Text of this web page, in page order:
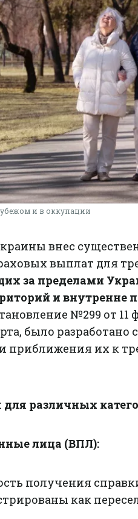
и в оккупации
внес
выплат для
за пределами
и внутренне
№299 от 11
было
приближения их к
различных
лица (ВПЛ):
получения
как